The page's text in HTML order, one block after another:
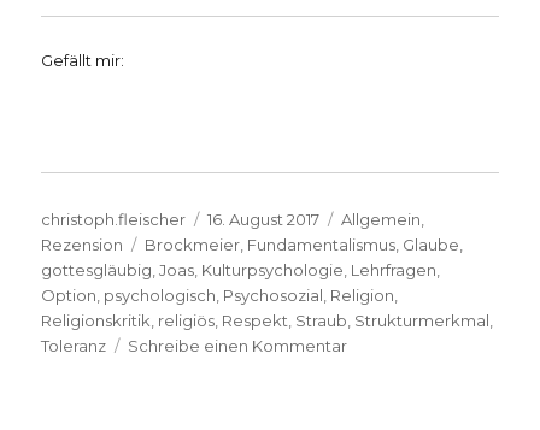
Gefällt mir:
Autor
christoph.fleischer
Veröffentlicht
am
16. August 2017 Kategorien
Allgemein,
Rezension
Schlagwörter
Brockmeier, Fundamentalismus, Glaube,
gottesgläubig,Joas, Kulturpsychologie, Lehrfragen,
Option, psychologisch, Psychosozial, Religion,
Religionskritik, religiös, Respekt, Straub, Strukturmerkmal,
Toleranz
Schreibe einen Kommentarzu